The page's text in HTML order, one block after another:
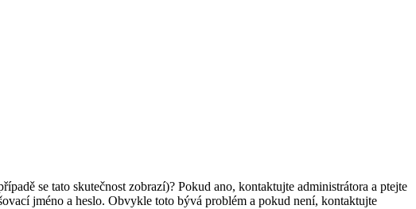
se tato skutečnost zobrazí)? Pokud ano, kontaktujte administrátora a ptejte
jméno a heslo. Obvykle toto bývá problém a pokud není, kontaktujte